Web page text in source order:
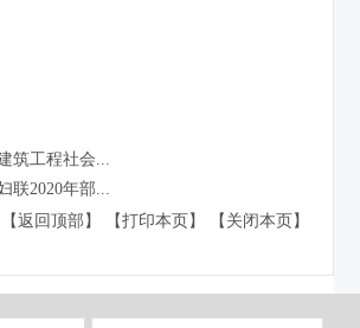
筑工程社会...
联2020年部...
【返回顶部】
【打印本页】 【关闭本页】